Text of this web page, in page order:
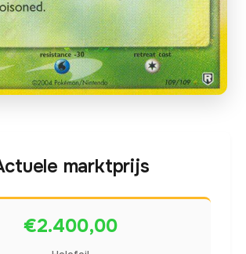
marktprijs
€2.400,00